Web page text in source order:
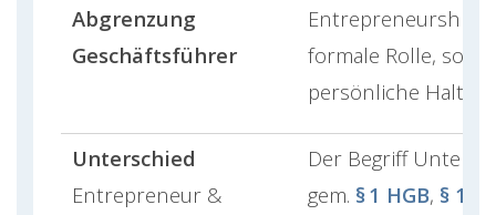
Abgrenzung
Geschäftsführer
Entrepreneurship
formale Rolle,
persönliche
Unterschied
Entrepreneur &
Der Begriff
gem. § 1 HGB, § 14